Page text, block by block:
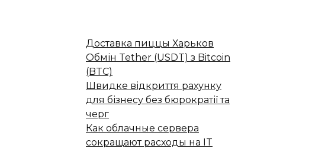
Доставка пиццы Харьков
Обмін Tether (USDT) з Bitcoin
(BTC)
Швидке відкриття рахунку
для бізнесу без бюрократії та
черг
Как облачные сервера
сокращают расходы на IT